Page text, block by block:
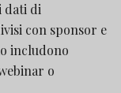
dati di
con sponsor e
includono
o